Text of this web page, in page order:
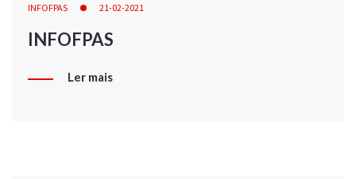
INFOFPAS 21-02-2021
INFOFPAS
Ler mais